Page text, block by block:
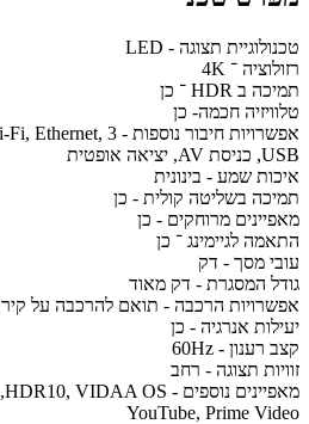
טכנולוגיית תצוגה - LED
רזולוציה ־ 4K
תמיכה ב HDR ־ כן
טלוויזיה חכמה- כן
USB, כניסת AV, יציאה אופטית
איכות שמע - בינונית
תמיכה בשליטה קולית - כן
מאפיינים מרוחקים - כן
התאמה לגיימינג ־ כן
עובי מסך - דק
גודל המסגרת - דק מאוד
אפשרויות הרכבה - תואם להרכבה על קיר VESA 400x200
יעילות אנרגיה - כן
קצב רענון - 60Hz
זוויות תצוגה - רחב
YouTube, Prime Video